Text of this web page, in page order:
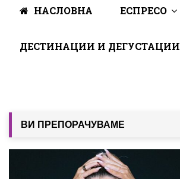
НАСЛОВНА ЕСПРЕСО
ДЕСТИНАЦИИ И ДЕГУСТАЦИИ
ВИ ПРЕПОРАЧУВАМЕ